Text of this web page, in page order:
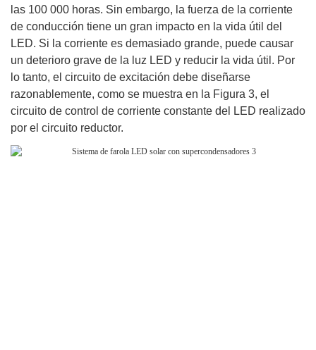
las 100 000 horas. Sin embargo, la fuerza de la corriente
de conducción tiene un gran impacto en la vida útil del
LED. Si la corriente es demasiado grande, puede causar
un deterioro grave de la luz LED y reducir la vida útil. Por
lo tanto, el circuito de excitación debe diseñarse
razonablemente, como se muestra en la Figura 3, el
circuito de control de corriente constante del LED realizado
por el circuito reductor.